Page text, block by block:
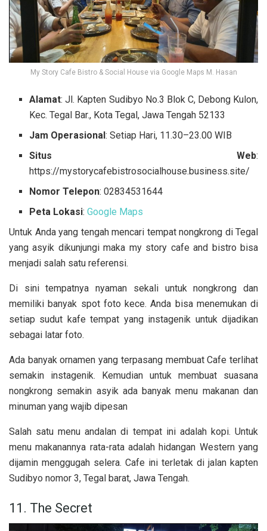
My Story Cafe Bistro & Social House via Google Maps M. Hasan
Alamat: Jl. Kapten Sudibyo No.3 Blok C, Debong Kulon,
Kec. Tegal Bar., Kota Tegal, Jawa Tengah 52133
Jam Operasional: Setiap Hari, 11.30–23.00 WIB
Situs Web:
https://mystorycafebistrosocialhouse.business.site/
Nomor Telepon: 02834531644
Peta Lokasi:Google Maps
Untuk Anda yang tengah mencari tempat nongkrong di Tegal
yang asyik dikunjungi maka my story cafe and bistro bisa
menjadi salah satu referensi.
Di sini tempatnya nyaman sekali untuk nongkrong dan
memiliki banyak spot foto kece. Anda bisa menemukan di
setiap sudut kafe tempat yang instagenik untuk dijadikan
sebagai latar foto.
Ada banyak ornamen yang terpasang membuat Cafe terlihat
semakin instagenik. Kemudian untuk membuat suasana
nongkrong semakin asyik ada banyak menu makanan dan
minuman yang wajib dipesan
Salah satu menu andalan di tempat ini adalah kopi. Untuk
menu makanannya rata-rata adalah hidangan Western yang
dijamin menggugah selera. Cafe ini terletak di jalan kapten
Sudibyo nomor 3, Tegal barat, Jawa Tengah.
11. The Secret